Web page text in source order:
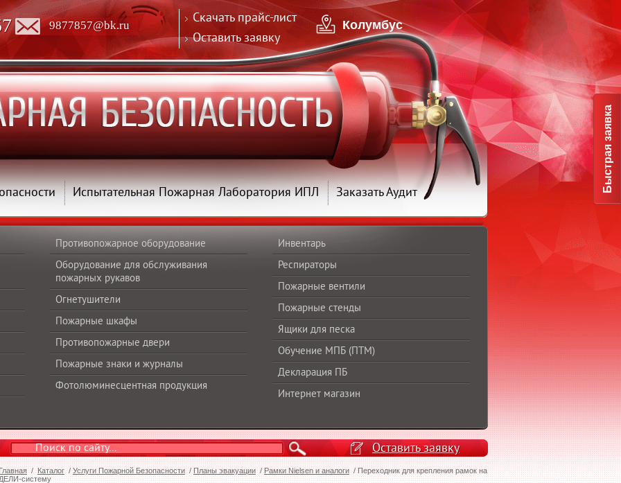
Испытательная Пожарная Лаборатория ИПЛ Заказать Аудит
Скачать прайс-лист
Оставить заявку
9877857@bk.ru Колумбус
Противопожарное оборудование
Оборудование для обслуживания
пожарных рукавов
Огнетушители
Пожарные шкафы
Противопожарные двери
Пожарные знаки и журналы
Фотолюминесцентная продукция
Инвентарь
Респираторы
Пожарные вентили
Пожарные стенды
Ящики для песка
Обучение МПБ (ПТМ)
Декларация ПБ
Интернет магазин
Оставить заявку
Главная / Каталог /Услуги Пожарной Безопасности / Планы эвакуации /Рамки Nielsen и аналоги /Переходник для крепления рамок на
ДЕЛИ-систему
Быстрая заявка